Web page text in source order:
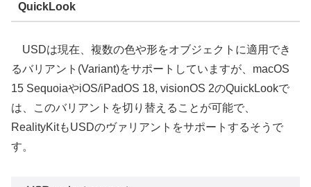
QuickLook
USDは現在、複数の色や形をオブジェクトに適用でき
るバリアント(Variant)をサポートしていますが、macOS
15 SequoiaやiOS/iPadOS 18, visionOS 2のQuickLookで
は、このバリアントを切り替えることが可能で、
RealityKitもUSDのヴァリアントをサポートするそうで
す。